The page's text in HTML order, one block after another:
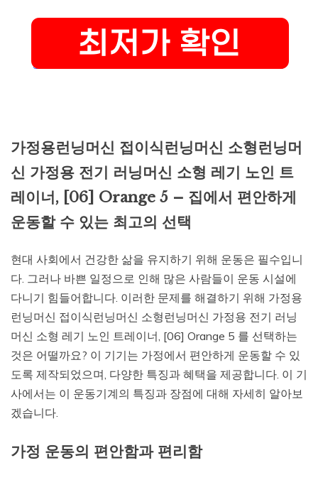
가정용런닝머신 접이식런닝머신 소형런닝머
신 가정용 전기 러닝머신 소형 레기 노인 트
레이너, [06] Orange 5 – 집에서 편안하게
운동할 수 있는 최고의 선택
현대 사회에서 건강한 삶을 유지하기 위해 운동은 필수입니
다. 그러나 바쁜 일정으로 인해 많은 사람들이 운동 시설에
다니기 힘들어합니다. 이러한 문제를 해결하기 위해 가정용
런닝머신 접이식런닝머신 소형런닝머신 가정용 전기 러닝
머신 소형 레기 노인 트레이너, [06] Orange 5 를 선택하는
것은 어떨까요? 이 기기는 가정에서 편안하게 운동할 수 있
도록 제작되었으며, 다양한 특징과 혜택을 제공합니다. 이 기
사에서는 이 운동기계의 특징과 장점에 대해 자세히 알아보
겠습니다.
가정 운동의 편안함과 편리함